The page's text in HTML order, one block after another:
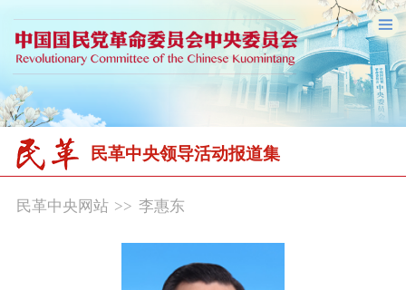
民革中央领导活动报道集
民革中央网站 >> 李惠东